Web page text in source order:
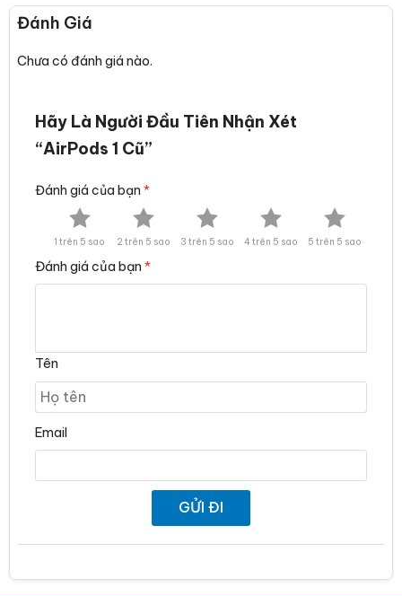
Đánh Giá
Chưa có đánh giá nào.
Hãy Là Người Đầu Tiên Nhận Xét
“AirPods 1 Cũ”
Đánh giá của bạn *
1 trên 5 sao 2 trên 5 sao 3 trên 5 sao 4 trên 5 sao 5 trên 5 sao
Đánh giá của bạn *
Tên
Email